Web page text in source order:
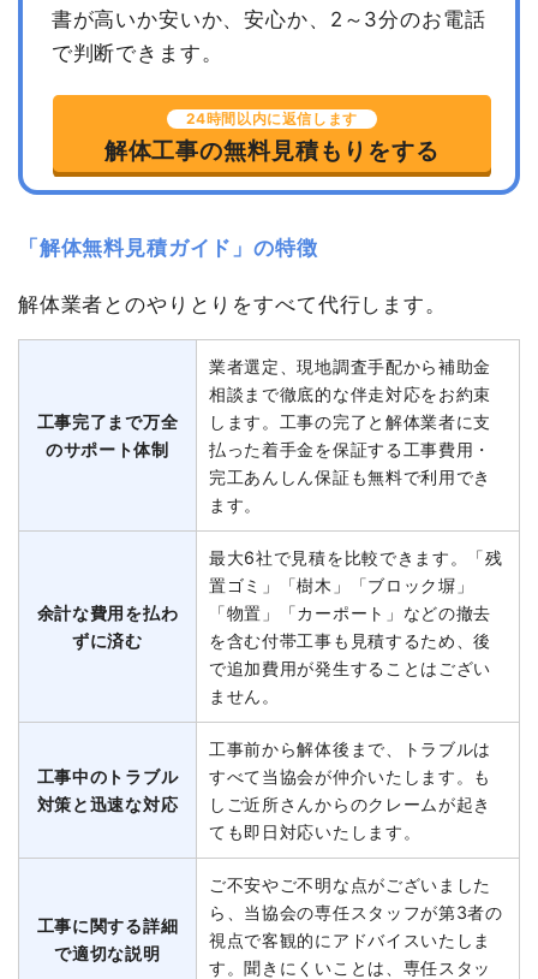
書が高いか安いか、安心か、2～3分のお電話
で判断できます。
24時間以内に返信します
解体工事の無料見積もりをする
「解体無料見積ガイド」の特徴
解体業者とのやりとりをすべて代行します。
工事完了まで万全
のサポート体制
業者選定、現地調査手配から補助金
相談まで徹底的な伴走対応をお約束
します。工事の完了と解体業者に支
払った着手金を保証する工事費用・
完工あんしん保証も無料で利用でき
ます。
余計な費用を払わ
ずに済む
最大6社で見積を比較できます。「残
置ゴミ」「樹木」「ブロック塀」
「物置」「カーポート」などの撤去
を含む付帯工事も見積するため、後
で追加費用が発生することはござい
ません。
工事中のトラブル
対策と迅速な対応
工事前から解体後まで、トラブルは
すべて当協会が仲介いたします。も
しご近所さんからのクレームが起き
ても即日対応いたします。
工事に関する詳細
で適切な説明
ご不安やご不明な点がございました
ら、当協会の専任スタッフが第3者の
視点で客観的にアドバイスいたしま
す。聞きにくいことは、専任スタッ